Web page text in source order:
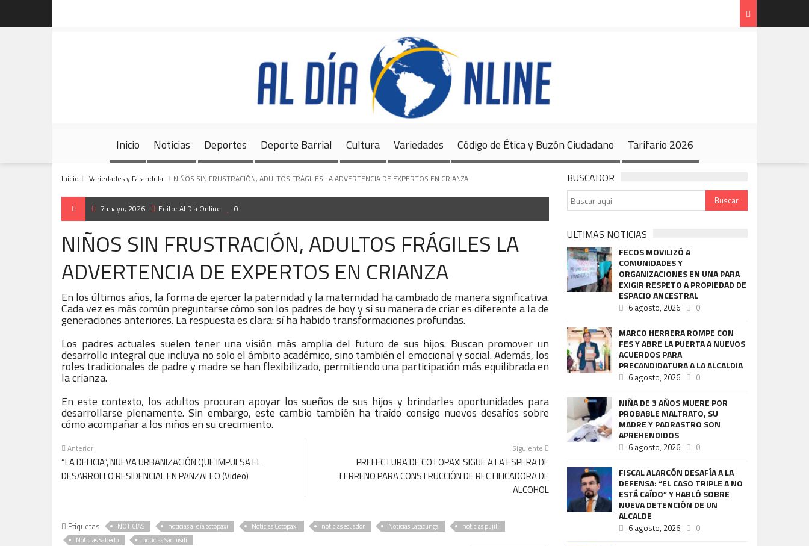
Inicio Noticias Deportes Deporte Barrial Cultura Variedades Código de Ética y Buzón Ciudadano Tarifario 2026
Inicio Variedades y Farandula NIÑOS SIN FRUSTRACIÓN, ADULTOS FRÁGILES LA ADVERTENCIA DE EXPERTOS EN CRIANZA
7 mayo, 2026 Editor Al Dia Online 0
NIÑOS SIN FRUSTRACIÓN, ADULTOS FRÁGILES LA
ADVERTENCIA DE EXPERTOS EN CRIANZA
En los últimos años, la forma de ejercer la paternidad y la maternidad ha cambiado de manera significativa.
Cada vez es más común preguntarse cómo son los padres de hoy y si su manera de criar es diferente a la de
generaciones anteriores. La respuesta es clara: sí ha habido transformaciones profundas.
Los padres actuales suelen tener una visión más amplia del futuro de sus hijos. Buscan promover un
desarrollo integral que incluya no solo el ámbito académico, sino también el emocional y social. Además, los
roles tradicionales de padre y madre se han flexibilizado, permitiendo una participación más equilibrada en
la crianza.
En este contexto, los adultos procuran apoyar los sueños de sus hijos y brindarles oportunidades para
desarrollarse plenamente. Sin embargo, este cambio también ha traído consigo nuevos desafíos sobre
cómo acompañar a los niños en su crecimiento.
Anterior
“LA DELICIA”, NUEVA URBANIZACIÓN QUE IMPULSA EL
DESARROLLO RESIDENCIAL EN PANZALEO (Video)
Siguiente
PREFECTURA DE COTOPAXI SIGUE A LA ESPERA DE
TERRENO PARA CONSTRUCCIÓN DE RECTIFICADORA DE
ALCOHOL
Etiquetas NOTICIAS noticias al día cotopaxi Noticias Cotopaxi noticias ecuador Noticias Latacunga
noticias pujilí
Noticias Salcedo
noticias Saquisilí
BUSCADOR
ULTIMAS NOTICIAS
FECOS MOVILIZÓ A
COMUNIDADES Y
ORGANIZACIONES EN UNA PARA
EXIGIR RESPETO A PROPIEDAD DE
ESPACIO ANCESTRAL
6 agosto, 2026 0
MARCO HERRERA ROMPE CON
FES Y ABRE LA PUERTA A NUEVOS
ACUERDOS PARA
PRECANDIDATURA A LA ALCALDIA
6 agosto, 2026 0
NIÑA DE 3 AÑOS MUERE POR
PROBABLE MALTRATO, SU
MADRE Y PADRASTRO SON
APREHENDIDOS
6 agosto, 2026 0
FISCAL ALARCÓN DESAFÍA A LA
DEFENSA: “EL CASO TRIPLE A NO
ESTÁ CAÍDO” Y HABLÓ SOBRE
NUEVA DETENCIÓN DE UN
ALCALDE
6 agosto, 2026 0